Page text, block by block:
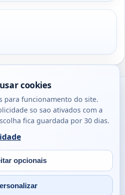
Campos
Email
cookies
para funcionamento do site.
so sao ativados com a
fica guardada por 30 dias.
opcionais